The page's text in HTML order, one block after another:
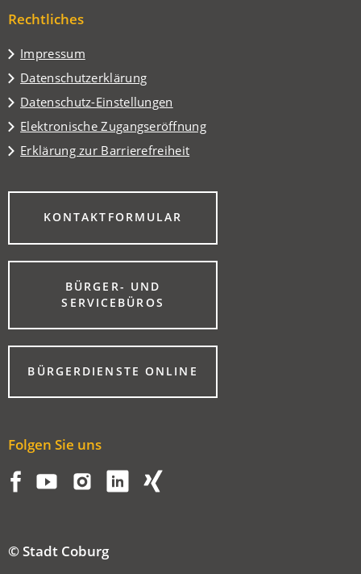
Tab)
neuen
Rechtliches
Impressum
Datenschutzerklärung
Datenschutz-Einstellungen
Elektronische Zugangseröffnung
Erklärung zur Barrierefreiheit
KONTAKTFORMULAR
(ÖFFNET
EINEM
NEUEN
BÜRGER- UND
SERVICEBÜROS
(ÖFFNET
EINEM
NEUEN
TAB)BÜRGERDIENSTE ONLINE
(ÖFFNET
EINEM
Folgen Sie uns
© Stadt Coburg